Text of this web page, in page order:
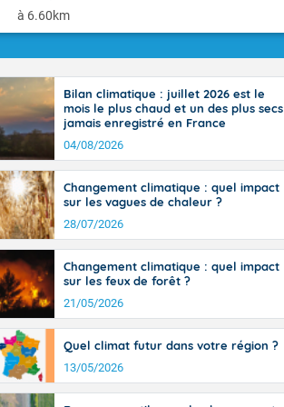
à 6.60km
matin :
: 27/15
13
: 33/20
Savoie
France
que sur la
des
par
Lion en
Bilan climatique : juillet 2026 est le
mois le plus chaud et un des plus secs
jamais enregistré en France
04/08/2026
Changement climatique : quel impact
sur les vagues de chaleur ?
28/07/2026
Changement climatique : quel impact
sur les feux de forêt ?
21/05/2026
Quel climat futur dans votre région ?
13/05/2026